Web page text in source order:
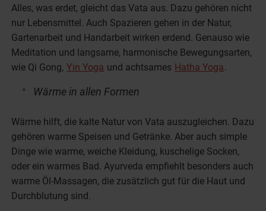
Alles, was erdet, gleicht das Vata aus. Dazu gehören nicht
nur Lebensmittel. Auch Spazieren gehen in der Natur,
Gartenarbeit und Handarbeit wirken erdend. Genauso wie
Meditation und langsame, harmonische Bewegungsarten,
wie Qi Gong, Yin Yoga und achtsames Hatha Yoga
Wärme in allen Formen
Wärme hilft, die kalte Natur von Vata auszugleichen. Dazu
gehören warme Speisen und Getränke. Aber auch simple
Dinge wie warme, weiche Kleidung, kuschelige Socken,
oder ein warmes Bad. Ayurveda empfiehlt besonders auch
warme Öl-Massagen, die zusätzlich gut für die Haut und
Durchblutung sind.